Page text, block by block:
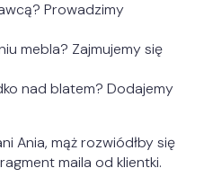
Prowadzimy
mebla? Zajmujemy się
nad blatem? Dodajemy
Ania, mąż rozwiódłby się
maila od klientki.